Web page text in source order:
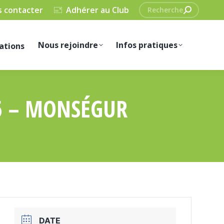
contacter Adhérer au Club
Recherche
:
Nous rejoindre Infos pratiques
– MONSÉGUR
DATE